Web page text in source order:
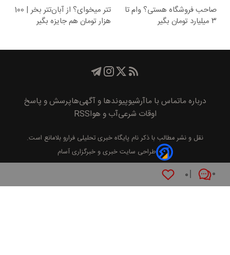
۰ ۰
صاحب فروشگاه هستی؟ وام تا
۳ میلیارد تومان بگیر
تتر میخوای؟ از آبان‌تتر بخر | 100
هزار تومان هم جایزه بگیر
درباره ماتماس با ماآرشیوپیوند‌ها و آگهی‌هاپرسش و پاسخ
اوقات شرعیآب و هواRSS
نقل و نشر مطالب با ذکر نام پايگاه خبری تحليلی فرارو بلامانع است.
طراحی سایت خبری و خبرگزاری آسام